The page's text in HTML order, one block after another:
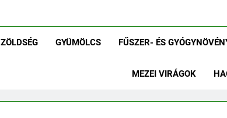
ZÖLDSÉG GYÜMÖLCS FŰSZER- ÉS
MEZEI VIRÁGOK